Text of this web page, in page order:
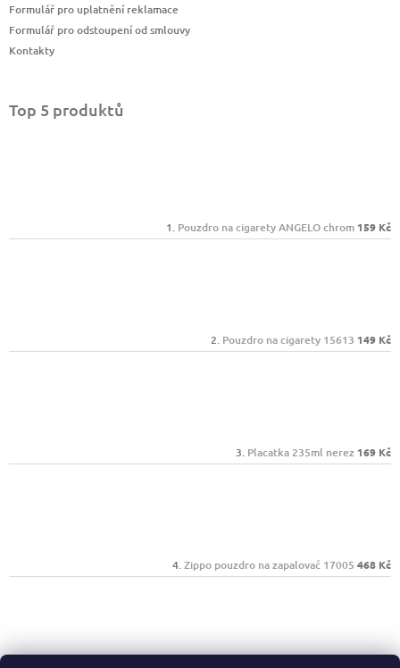
Formulář pro uplatnění reklamace
Formulář pro odstoupení od smlouvy
Kontakty
Top 5 produktů
Pouzdro na cigarety ANGELO chrom 159 Kč
Pouzdro na cigarety 15613 149 Kč
Placatka 235ml nerez 169 Kč
Zippo pouzdro na zapalovač 17005 468 Kč